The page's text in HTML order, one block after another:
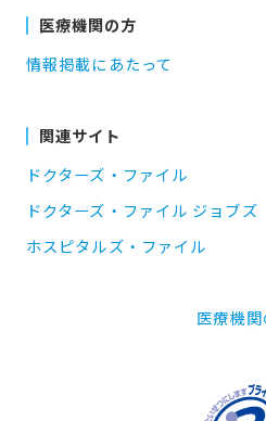
医療機関の方
情報掲載にあたって
関連サイト
ドクターズ・ファイル
ドクターズ・ファイル ジョブズ
ホスピタルズ・ファイル
医療機